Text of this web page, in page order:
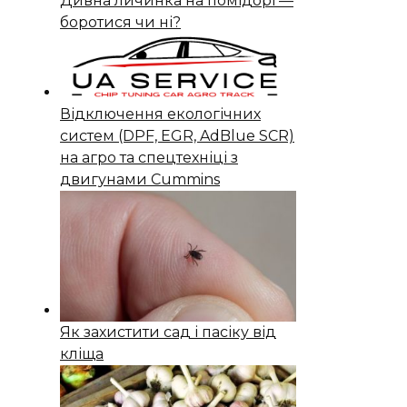
боротися чи ні?
Відключення екологічних
систем (DPF, EGR, AdBlue SCR)
на агро та спецтехніці з
двигунами Cummins
Як захистити сад і пасіку від
кліща